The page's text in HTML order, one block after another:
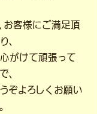
お客様にご満足頂
、
がけて頑張って
、
ぞよろしくお願い